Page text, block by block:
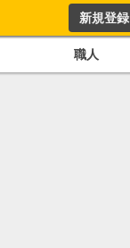
新規登録
職人